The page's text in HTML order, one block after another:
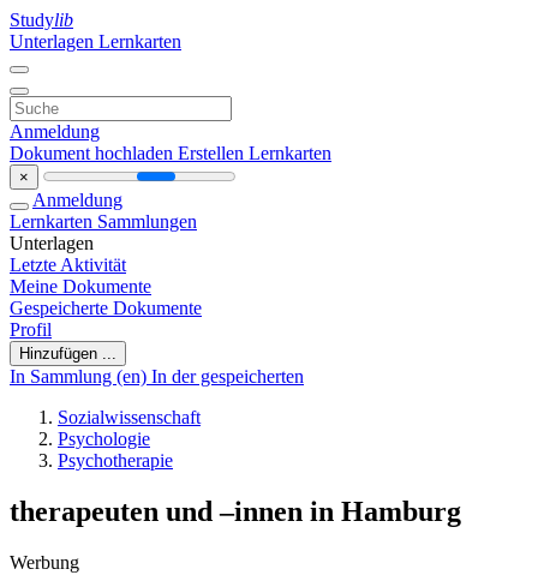
Studylib
Unterlagen Lernkarten
Anmeldung
Dokument hochladen Erstellen Lernkarten
×
Anmeldung
Lernkarten Sammlungen
Unterlagen
Letzte Aktivität
Meine Dokumente
Gespeicherte Dokumente
Profil
Hinzufügen ...
In Sammlung (en) In der gespeicherten
Sozialwissenschaft
Psychologie
Psychotherapie
therapeuten und –innen in Hamburg
Werbung